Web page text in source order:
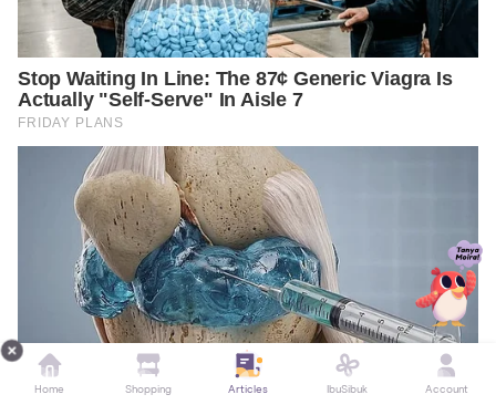
Home Shopping Articles IbuSibuk Account